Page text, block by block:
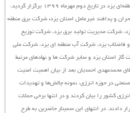
معاونت بهره‌برداری شرکت برق منطقه‌ای یزد در تاریخ دوم مهرماه ۱۳۹۹ برگزار گردید،
و پدافند غیرعامل استان یزد، شرکت برق منطقه
شرکت مدیریت تولید برق یزد، شرکت توزیع
فاضلاب یزد، شرکت آب منطقه ای یزد، شرکت ملی
استان یزد و سایر شرکت ها و نهادهای مرتبط
محمدمهدی احمدیان بعد از بیان اهمیت امنیت
در حوزه انرژی، نمونه چالش‌ها و تهدیدات
کشور را بیان کردند و در انتها برخی حملات
دادند. در انتهای این سمینار حاضرین به طرح